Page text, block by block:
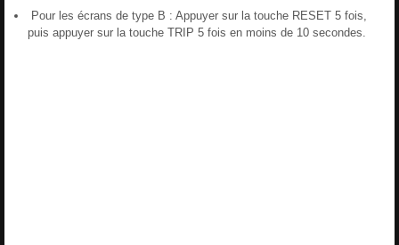
Pour les écrans de type B : Appuyer sur la touche RESET 5 fois,
puis appuyer sur la touche TRIP 5 fois en moins de 10 secondes.